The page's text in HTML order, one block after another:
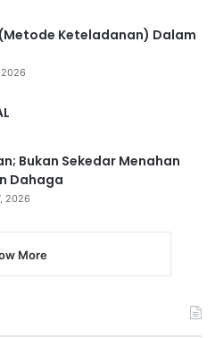
Keteladanan) Dalam
2026
Bukan Sekedar Menahan
Dahaga
2026
More